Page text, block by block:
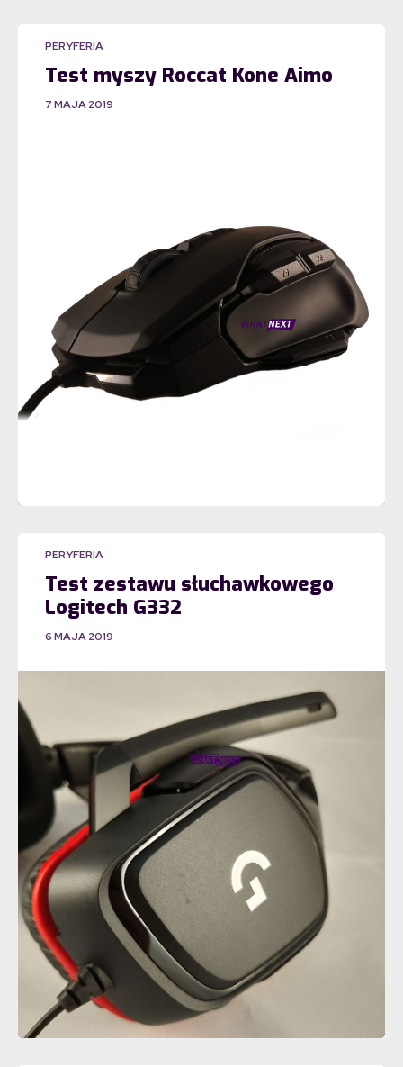
PERYFERIA
Test myszy Roccat Kone Aimo
7 MAJA 2019
PERYFERIA
Test zestawu słuchawkowego
Logitech G332
6 MAJA 2019